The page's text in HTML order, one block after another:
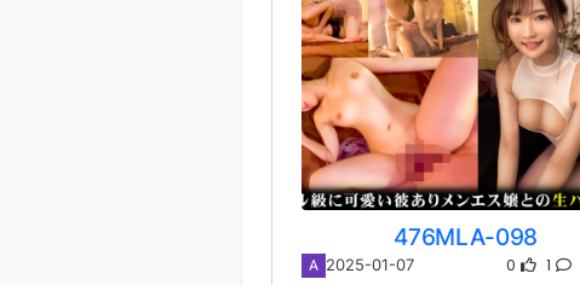
476MLA-098
A 2025-01-07 0 1